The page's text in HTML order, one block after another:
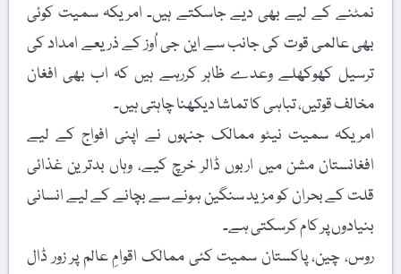
نمٹنے کے لیے بھی دیے جاسکتے ہیں۔ امریکہ سمیت کوئی
بھی عالمی قوت کی جانب سے این جی اُوز کے ذریعے امداد کی
ترسیل کھوکھلے وعدے ظاہر کررہے ہیں کہ اب بھی افغان
مخالف قوتیں، تباہی کا تماشا دیکھنا چاہتی ہیں۔
امریکہ سمیت نیٹو ممالک جنہوں نے اپنی افواج کے لیے
افغانستان مشن میں اربوں ڈالر خرچ کیے، وہاں بدترین غذائی
قلت کے بحران کو مزید سنگین ہونے سے بچانے کے لیے انسانی
بنیادوں پر کام کرسکتی ہے۔
روس، چین، پاکستان سمیت کئی ممالک اقوامِ عالم پر زور ڈال